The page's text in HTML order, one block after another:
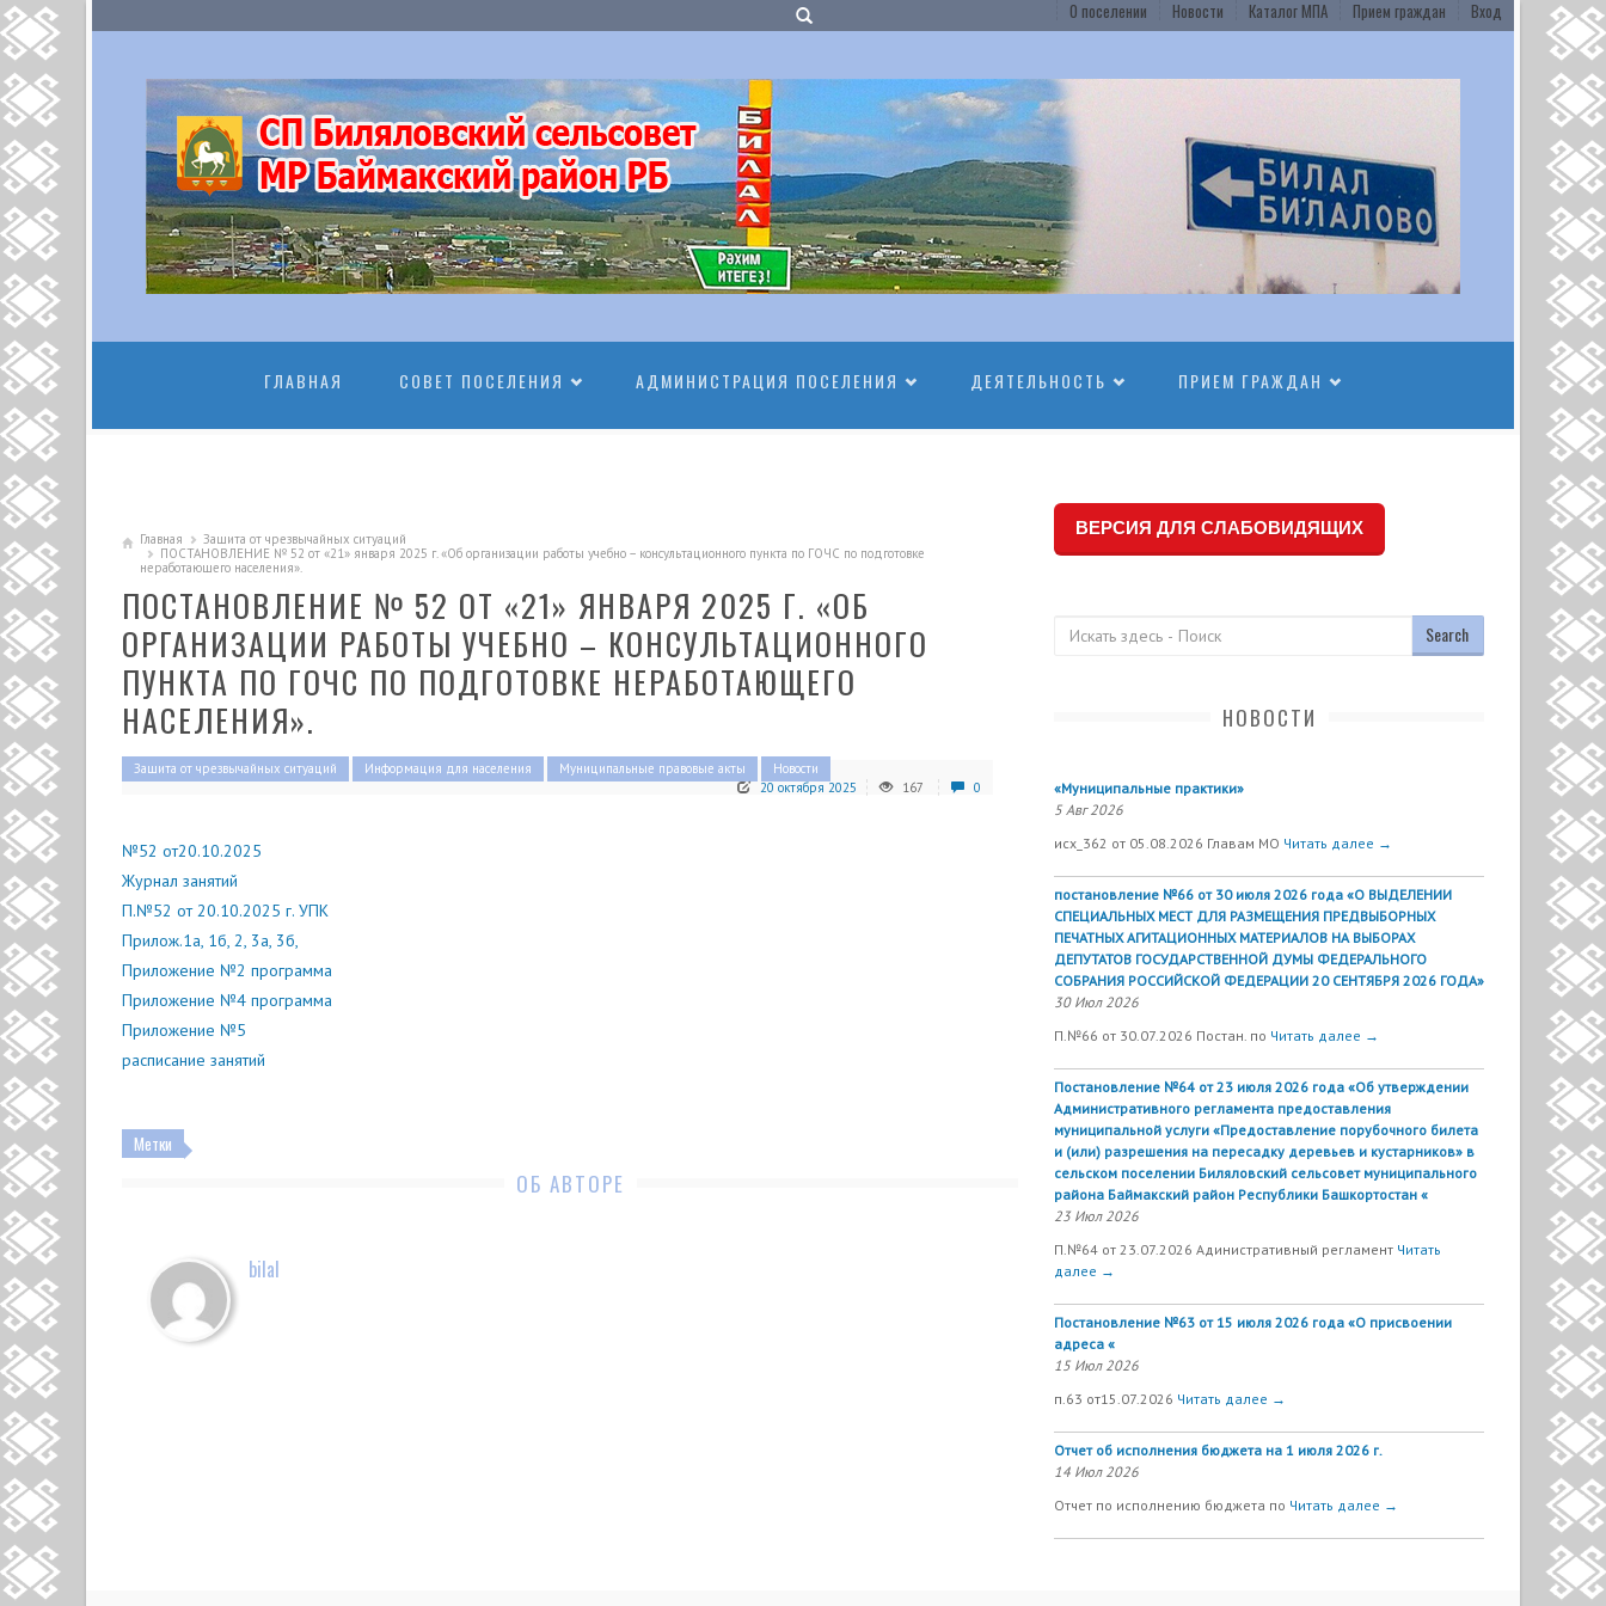
О поселении Новости Каталог МПА Прием граждан Вход
ГЛАВНАЯ
СОВЕТ ПОСЕЛЕНИЯ АДМИНИСТРАЦИЯ ПОСЕЛЕНИЯ ДЕЯТЕЛЬНОСТЬ ПРИЕМ ГРАЖДАН
Главная
Защита от чрезвычайных ситуаций
ПОСТАНОВЛЕНИЕ № 52 от «21» января 2025 г. «Об организации работы учебно – консультационного пункта по ГОЧС по подготовке
неработающего населения».
ПОСТАНОВЛЕНИЕ № 52 ОТ «21» ЯНВАРЯ 2025 Г. «ОБ
ОРГАНИЗАЦИИ РАБОТЫ УЧЕБНО – КОНСУЛЬТАЦИОННОГО
ПУНКТА ПО ГОЧС ПО ПОДГОТОВКЕ НЕРАБОТАЮЩЕГО
НАСЕЛЕНИЯ».
Защита от чрезвычайных ситуаций Информация для населения Муниципальные правовые акты
Новости
20 октября 2025
167 0
№52 от20.10.2025
Журнал занятий
П.№52 от 20.10.2025 г. УПК
Прилож.1а, 1б, 2, 3а, 3б,
Приложение №2 программа
Приложение №4 программа
Приложение №5
расписание занятий
Метки
ОБ АВТОРЕ
bilal
ВЕРСИЯ ДЛЯ СЛАБОВИДЯЩИХ
НОВОСТИ
«Муниципальные практики»
5 Авг 2026
исх_362 от 05.08.2026 Главам МО Читать далее →
постановление №66 от 30 июля 2026 года «О ВЫДЕЛЕНИИ
СПЕЦИАЛЬНЫХ МЕСТ ДЛЯ РАЗМЕЩЕНИЯ ПРЕДВЫБОРНЫХ
ПЕЧАТНЫХ АГИТАЦИОННЫХ МАТЕРИАЛОВ НА ВЫБОРАХ
ДЕПУТАТОВ ГОСУДАРСТВЕННОЙ ДУМЫ ФЕДЕРАЛЬНОГО
СОБРАНИЯ РОССИЙСКОЙ ФЕДЕРАЦИИ 20 СЕНТЯБРЯ 2026 ГОДА»
30 Июл 2026
П.№66 от 30.07.2026 Постан. по Читать далее →
Постановление №64 от 23 июля 2026 года «Об утверждении
Административного регламента предоставления
муниципальной услуги «Предоставление порубочного билета
и (или) разрешения на пересадку деревьев и кустарников» в
сельском поселении Биляловский сельсовет муниципального
района Баймакский район Республики Башкортостан «
23 Июл 2026
П.№64 от 23.07.2026 Адинистративный регламент Читать
далее →
Постановление №63 от 15 июля 2026 года «О присвоении
адреса «
15 Июл 2026
п.63 от15.07.2026 Читать далее →
Отчет об исполнения бюджета на 1 июля 2026 г.
14 Июл 2026
Отчет по исполнению бюджета по Читать далее →